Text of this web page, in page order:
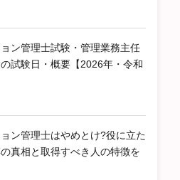
ン管理士試験・管理業務主任
試験日・概要【2026年・令和
ン管理士はやめとけ?役に立た
真相と取得すべき人の特徴を